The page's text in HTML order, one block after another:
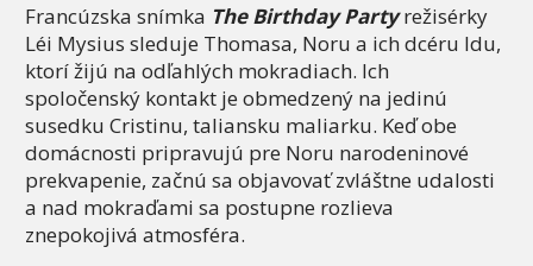
Francúzska snímka The Birthday Partyrežisérky
Léi Mysius sleduje Thomasa, Noru a ich dcéru Idu,
ktorí žijú na odľahlých mokradiach. Ich
spoločenský kontakt je obmedzený na jedinú
susedku Cristinu, taliansku maliarku. Keď obe
domácnosti pripravujú pre Noru narodeninové
prekvapenie, začnú sa objavovať zvláštne udalosti
a nad mokraďami sa postupne rozlieva
znepokojivá atmosféra.